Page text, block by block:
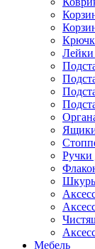
Лейки
Ручки
Мебель